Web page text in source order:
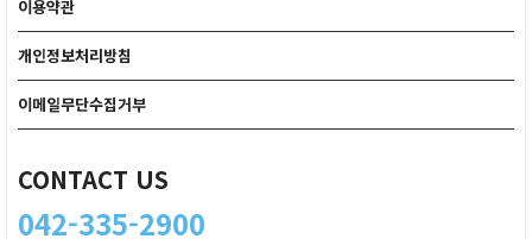
이용약관
개인정보처리방침
이메일무단수집거부
CONTACT US
042-335-2900